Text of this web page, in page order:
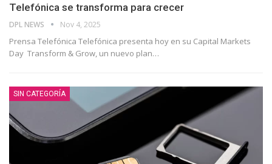
Telefónica se transforma para crecer
DPL NEWS Nov 4, 2025
Prensa Telefónica Telefónica presenta hoy en su Capital Markets
Day Transform & Grow, un nuevo plan…
SIN CATEGORÍA